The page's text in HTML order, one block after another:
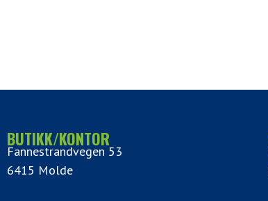
BUTIKK/KONTOR
Fannestrandvegen 53
6415 Molde